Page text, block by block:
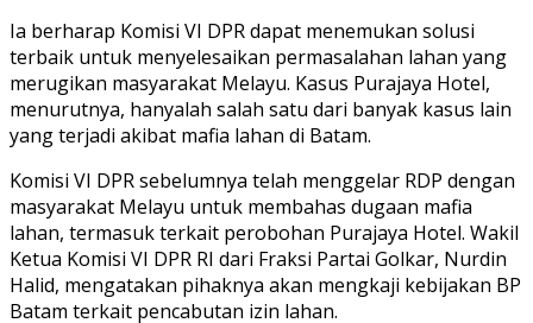
Ia berharap Komisi VI DPR dapat menemukan solusi
terbaik untuk menyelesaikan permasalahan lahan yang
merugikan masyarakat Melayu. Kasus Purajaya Hotel,
menurutnya, hanyalah salah satu dari banyak kasus lain
yang terjadi akibat mafia lahan di Batam.
Komisi VI DPR sebelumnya telah menggelar RDP dengan
masyarakat Melayu untuk membahas dugaan mafia
lahan, termasuk terkait perobohan Purajaya Hotel. Wakil
Ketua Komisi VI DPR RI dari Fraksi Partai Golkar, Nurdin
Halid, mengatakan pihaknya akan mengkaji kebijakan BP
Batam terkait pencabutan izin lahan.